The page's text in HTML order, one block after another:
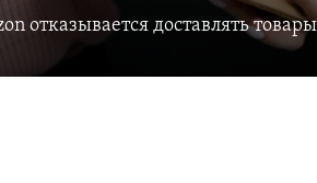
отказывается доставлять